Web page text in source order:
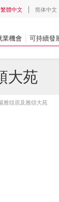
繁體中文 简体中文
業機會 可持續發
大苑
雅頌居及雅頌大苑